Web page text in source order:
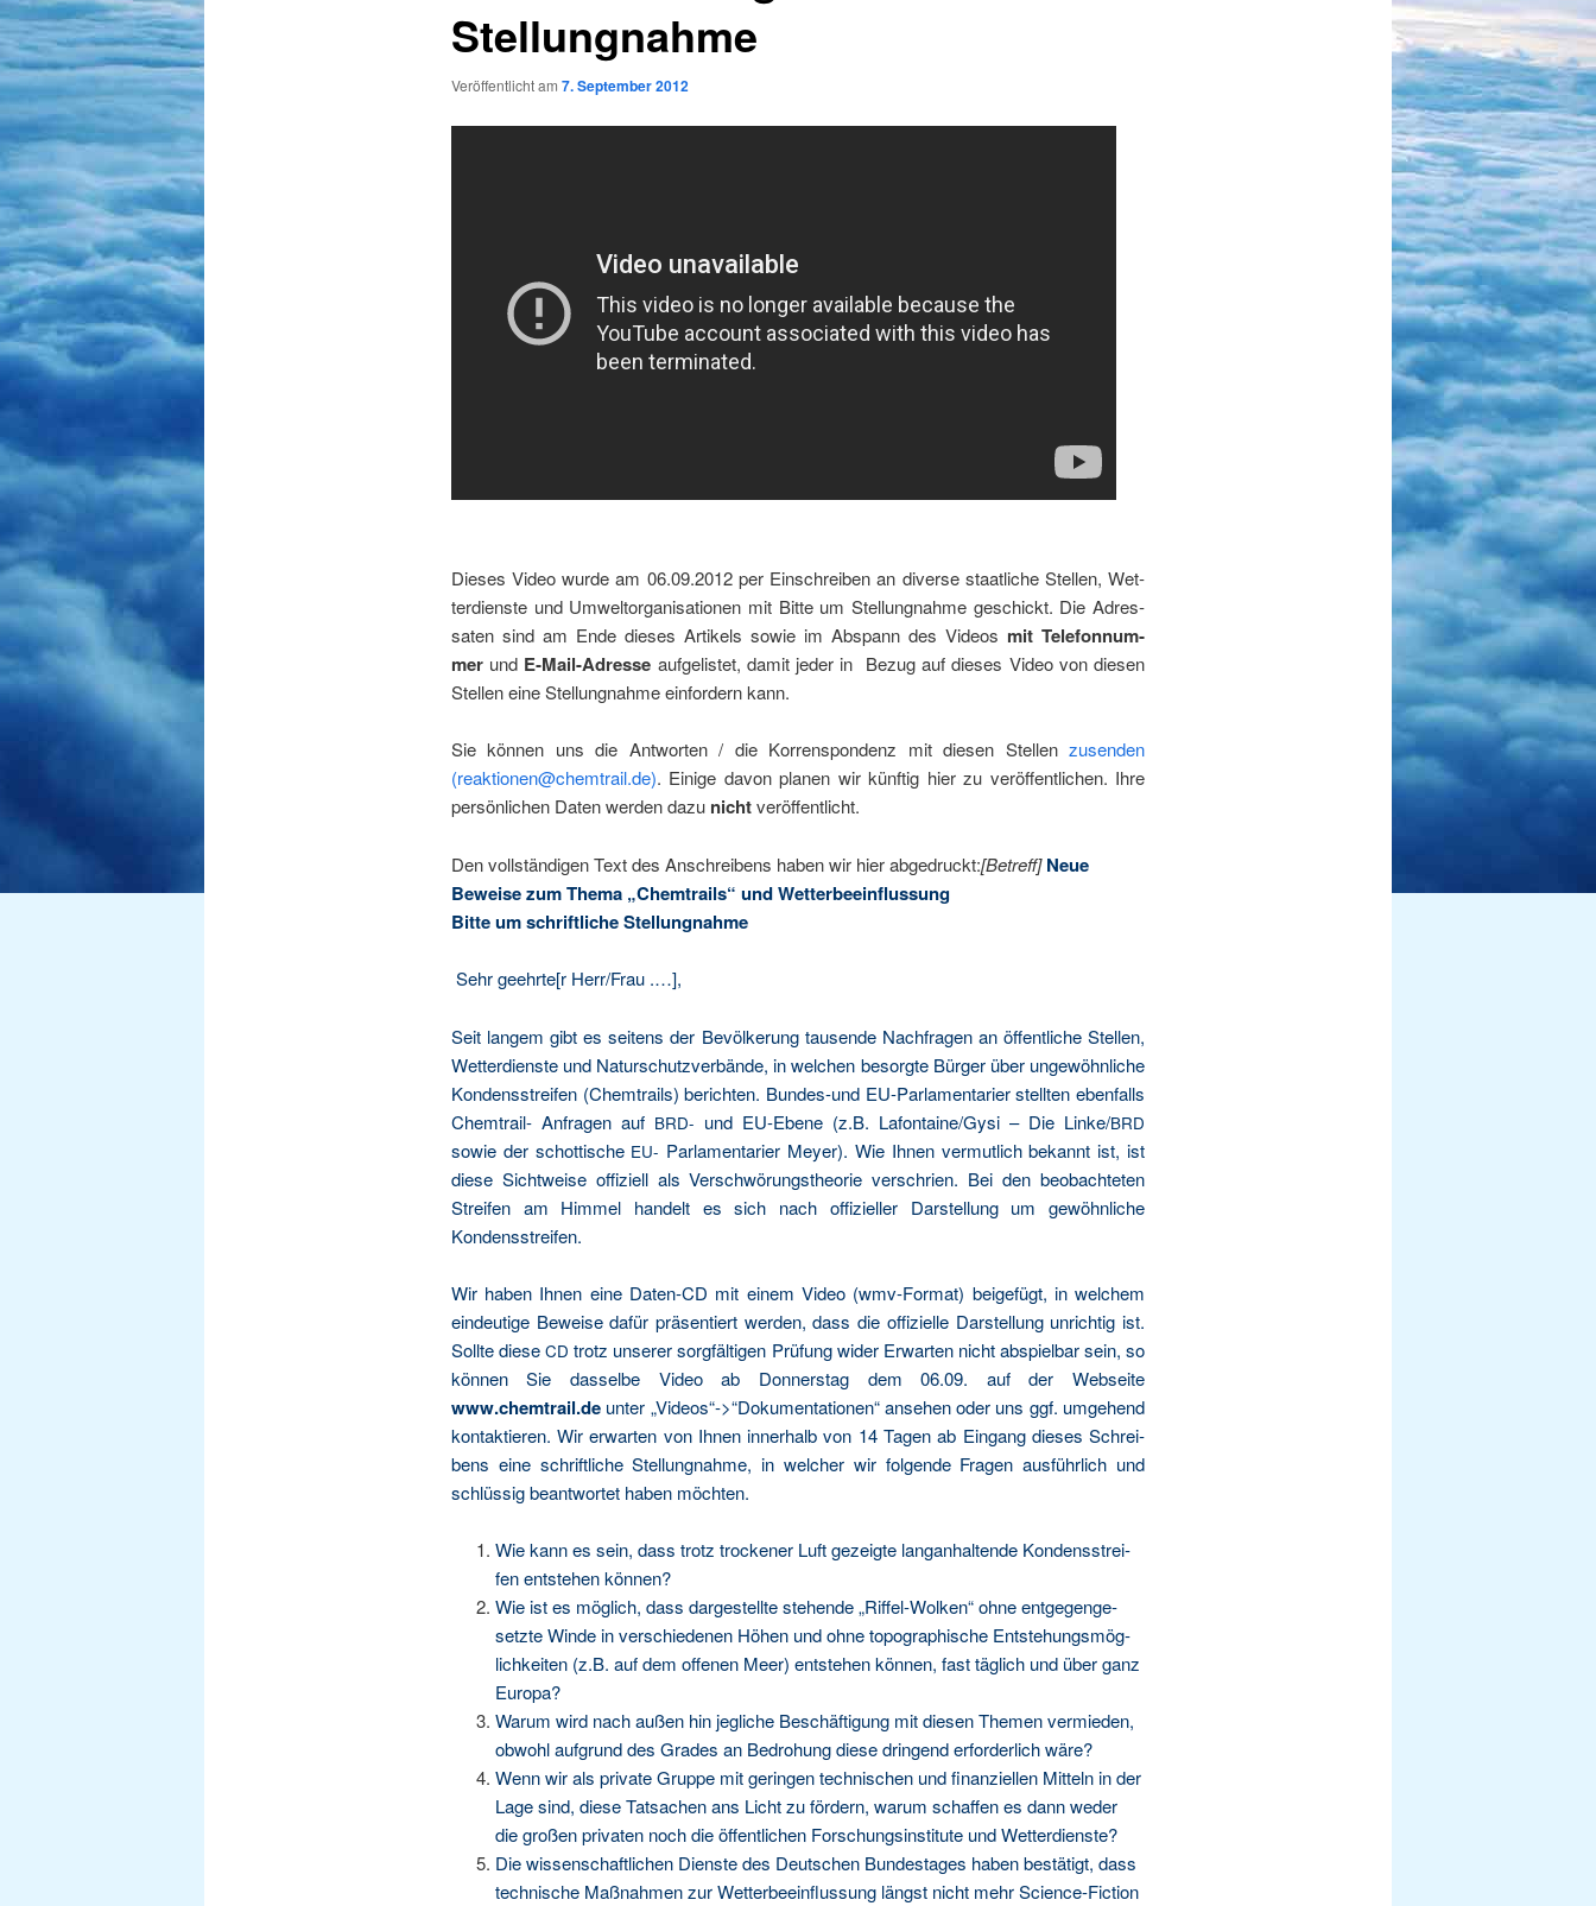
Stellungnahme
Veröffentlicht am 7. September 2012
Die­ses Video wur­de am 06.09.2012 per Ein­schrei­ben an diver­se staat­li­che Stel­len, Wet­
ter­diens­te und Umwelt­or­ga­ni­sa­tio­nen mit Bit­te um Stel­lung­nah­me geschickt. Die Adres­
sa­ten sind am Ende die­ses Arti­kels sowie im Abspann des Vide­os mit Tele­fon­num­
merund E‑Mail-Adres­se auf­ge­lis­tet, damit jeder in Bezug auf die­ses Video von die­sen
Stel­len eine Stel­lung­nah­me ein­for­dern kann.
Sie kön­nen uns die Ant­wor­ten / die Kor­ren­spon­denz mit die­sen Stel­lenzusen­den
(reaktionen@chemtrail.de). Eini­ge davon pla­nen wir künf­tig hier zu ver­öf­fent­li­chen. Ihre
per­sön­li­chen Daten wer­den dazu nichtveröffentlicht.
Den voll­stän­di­gen Text des Anschrei­bens haben wir hier abge­druckt:[Betreff]Neue
Bewei­se zum The­ma „Chem­trails“ und Wetterbeeinflussung
Bit­te um schrift­li­che Stellungnahme
Sehr geehrte[r Herr/Frau .…],
Seit lan­gem gibt es sei­tens der Bevöl­ke­rung tau­sen­de Nach­fra­gen an öffent­li­che Stel­len,
Wet­ter­diens­te und Natur­schutz­ver­bän­de, in wel­chen besorg­te Bür­ger über unge­wöhn­li­che
Kon­dens­strei­fen (Chem­trails) berich­ten. Bun­des-und EU-Par­la­men­ta­ri­er stell­ten eben­falls
Chem­trail- Anfra­gen auf BRD- und EU-Ebe­ne (z.B. Lafontaine/Gysi – Die Linke/BRD
sowie der schot­ti­sche EU- Par­la­men­ta­ri­er Mey­er). Wie Ihnen ver­mut­lich bekannt ist, ist
die­se Sicht­wei­se offi­zi­ell als Ver­schwö­rungs­theo­rie ver­schrien. Bei den beob­ach­te­ten
Strei­fen am Him­mel han­delt es sich nach offi­zi­el­ler Dar­stel­lung um gewöhn­li­che
Kondensstreifen.
Wir haben Ihnen eine Daten-CD mit einem Video (wmv-For­mat) bei­gefügt, in wel­chem
ein­deu­ti­ge Bewei­se dafür prä­sen­tiert wer­den, dass die offi­zi­el­le Dar­stel­lung unrich­tig ist.
Soll­te die­seCD trotz unse­rer sorg­fäl­ti­gen Prü­fung wider Erwar­ten nicht abspiel­bar sein, so
kön­nen Sie das­sel­be Video ab Don­ners­tag dem 06.09. auf der Web­sei­te
www.chemtrail.deunter „Videos“->“Dokumentationen“ anse­hen oder uns ggf. umge­hend
kon­tak­tie­ren. Wir erwar­ten von Ihnen inner­halb von 14 Tagen ab Ein­gang die­ses Schrei­
bens eine schrift­li­che Stel­lung­nah­me, in wel­cher wir fol­gen­de Fra­gen aus­führ­lich und
schlüs­sig beant­wor­tet haben möchten.
Wie kann es sein, dass trotz tro­cke­ner Luft gezeig­te lang­an­hal­ten­de Kon­dens­strei­
fen ent­ste­hen können?
Wie ist es mög­lich, dass dar­ge­stell­te ste­hen­de „Rif­fel-Wol­ken“ ohne ent­ge­gen­ge­
setz­te Win­de in ver­schie­de­nen Höhen und ohne topo­gra­phi­sche Ent­ste­hungs­mög­
lich­kei­ten (z.B. auf dem offe­nen Meer) ent­ste­hen kön­nen, fast täg­lich und über ganz
Europa?
War­um wird nach außen hin jeg­li­che Beschäf­ti­gung mit die­sen The­men ver­mie­den,
obwohl auf­grund des Gra­des an Bedro­hung die­se drin­gend erfor­der­lich wäre?
Wenn wir als pri­va­te Grup­pe mit gerin­gen tech­ni­schen und finan­zi­el­len Mit­teln in der
Lage sind, die­se Tat­sa­chen ans Licht zu för­dern, war­um schaf­fen es dann weder
die gro­ßen pri­va­ten noch die öffent­li­chen For­schungs­in­sti­tu­te und Wetterdienste?
Die wis­sen­schaft­li­chen Diens­te des Deut­schen Bun­des­ta­ges haben bestä­tigt, dass
tech­ni­sche Maß­nah­men zur Wet­ter­be­ein­flus­sung längst nicht mehr Sci­ence-Fic­tion